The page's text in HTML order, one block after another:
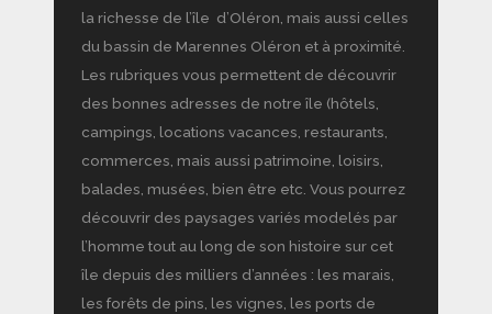
la richesse de l’île d’Oléron, mais aussi celles
du bassin de Marennes Oléron et à proximité.
Les rubriques vous permettent de découvrir
des bonnes adresses de notre île (hôtels,
campings, locations vacances, restaurants,
commerces, mais aussi patrimoine, loisirs,
balades, musées, bien être etc. Vous pourrez
découvrir des paysages variés modelés par
l’homme tout au long de son histoire sur cet
île depuis des milliers d’années : les marais,
les forêts de pins, les vignes, les ports de